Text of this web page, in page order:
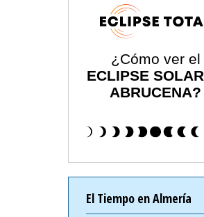
¿Cómo ver el
ECLIPSE SOLAR
ABRUCENA?
El Tiempo en Almería